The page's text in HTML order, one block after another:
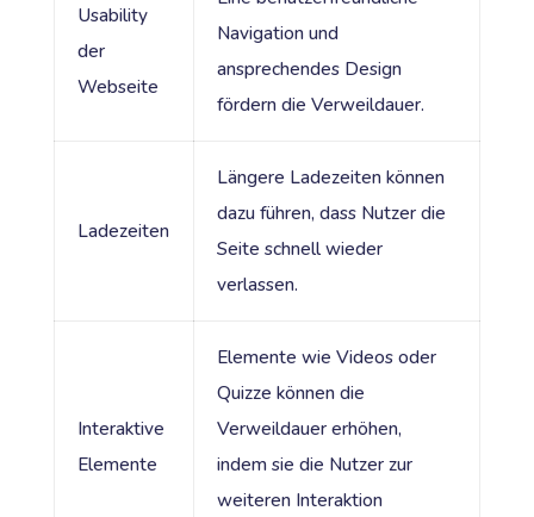
Usability
der
Webseite
Navigation und
ansprechendes Design
fördern die Verweildauer.
Ladezeiten
Längere Ladezeiten können
dazu führen, dass Nutzer die
Seite schnell wieder
verlassen.
Interaktive
Elemente
Elemente wie Videos oder
Quizze können die
Verweildauer erhöhen,
indem sie die Nutzer zur
weiteren Interaktion